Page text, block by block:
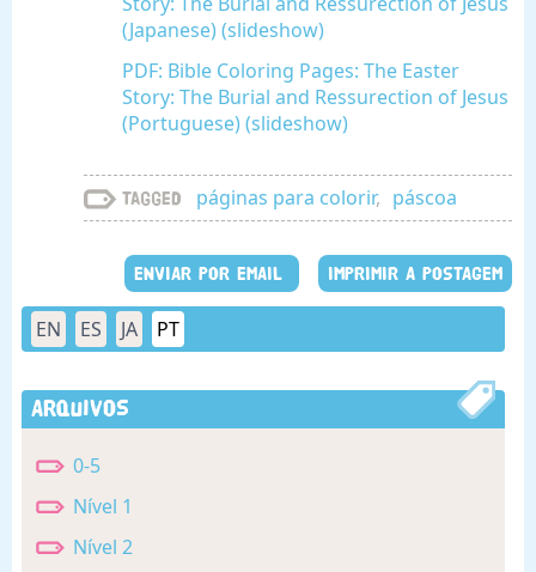
(Japanese) (slideshow)
PDF: Bible Coloring Pages: The Easter
Story: The Burial and Ressurection of Jesus
(Portuguese) (slideshow)
Tagged páginas para colorir, páscoa
ENVIAR POR EMAIL IMPRIMIR A POSTAGEM
EN ES JA PT
Arquivos
0-5
Nível 1
Nível 2